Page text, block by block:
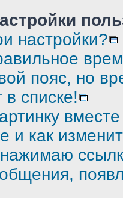
настройки?
пояс, но
списке!
и как